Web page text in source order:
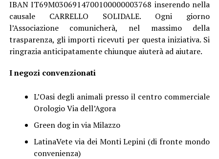
IBAN IT69M0306914700100000003768 inserendo nella
causale CARRELLO SOLIDALE. Ogni giorno
l’Associazione comunicherà, nel massimo della
trasparenza, gli importi ricevuti per questa iniziativa. Si
ringrazia anticipatamente chiunque aiuterà ad aiutare.
I negozi convenzionati
L’Oasi degli animali presso il centro commerciale
Orologio Via dell’Agora
Green dog in via Milazzo
LatinaVete via dei Monti Lepini (di fronte mondo
convenienza)